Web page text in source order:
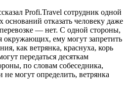
Profi.Travel сотрудник одной
отказать человеку даже
— нет. С одной стороны,
окружающих, ему могут запретить
как ветрянка, краснуха, корь
передаться десяткам
по словам собеседника,
могут определить, ветрянка